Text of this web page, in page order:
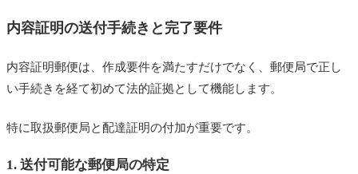
内容証明の送付手続きと完了要件
内容証明郵便は、作成要件を満たすだけでなく、郵便局で正し
い手続きを経て初めて法的証拠として機能します。
特に取扱郵便局と配達証明の付加が重要です。
1. 送付可能な郵便局の特定